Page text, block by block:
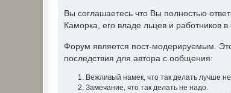
Вы соглашаетесь что Вы полностью
Каморка, его владе льцев и
Форум является пост-модерируемым.
последствия для автора с ообщения:
Вежливый намек, что так делать лучше
Замечание, что так делать не надо.